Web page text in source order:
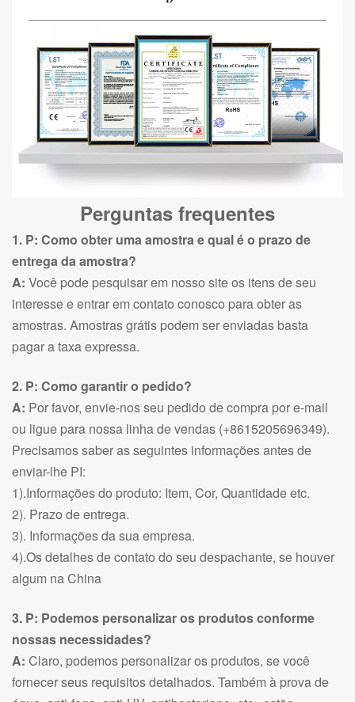
Perguntas frequentes
1. P: Como obter uma amostra e qual é o prazo de
entrega da amostra?
A: Você pode pesquisar em nosso site os itens de seu
interesse e entrar em contato conosco para obter as
amostras. Amostras grátis podem ser enviadas basta
pagar a taxa expressa.
2. P: Como garantir o pedido?
A: Por favor, envie-nos seu pedido de compra por e-mail
ou ligue para nossa linha de vendas (+8615205696349).
Precisamos saber as seguintes informações antes de
enviar-lhe PI:
1).Informações do produto: Item, Cor, Quantidade etc.
2). Prazo de entrega.
3). Informações da sua empresa.
4).Os detalhes de contato do seu despachante, se houver
algum na China
3. P: Podemos personalizar os produtos conforme
nossas necessidades?
A: Claro, podemos personalizar os produtos, se você
fornecer seus requisitos detalhados. Também à prova de